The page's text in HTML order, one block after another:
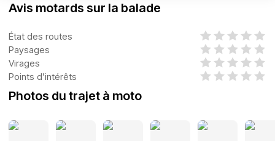
Avis motards sur la balade
État des routes
Paysages
Virages
Points d’intérêts
Photos du trajet à moto